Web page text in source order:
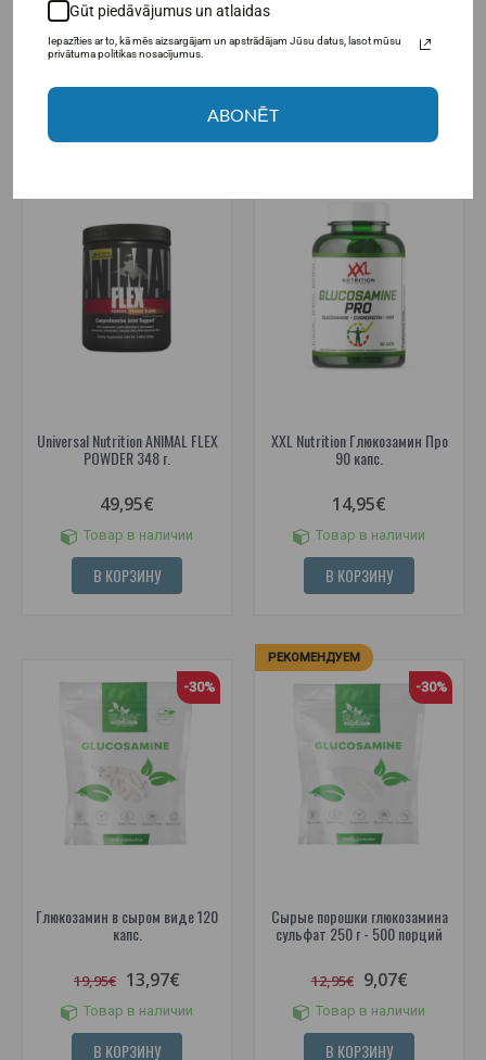
14,95€
Товар в наличии
Universal Nutrition ANIMAL FLEX
POWDER 348 г.
49,95€
Товар в наличии
В КОРЗИНУ
XXL Nutrition Глюкозамин Про
90 капс.
14,95€
Товар в наличии
В КОРЗИНУ
-30%
Глюкозамин в сыром виде 120
капс.
19,95€ 13,97€
Товар в наличии
В КОРЗИНУ
РЕКОМЕНДУЕМ
-30%
Сырые порошки глюкозамина
сульфат 250 г - 500 порций
12,95€ 9,07€
Товар в наличии
В КОРЗИНУ
Gūt piedāvājumus un atlaidas
Iepazīties ar to, kā mēs aizsargājam un apstrādājam Jūsu datus, lasot mūsu
privātuma politikas nosacījumus.
ABONĒT